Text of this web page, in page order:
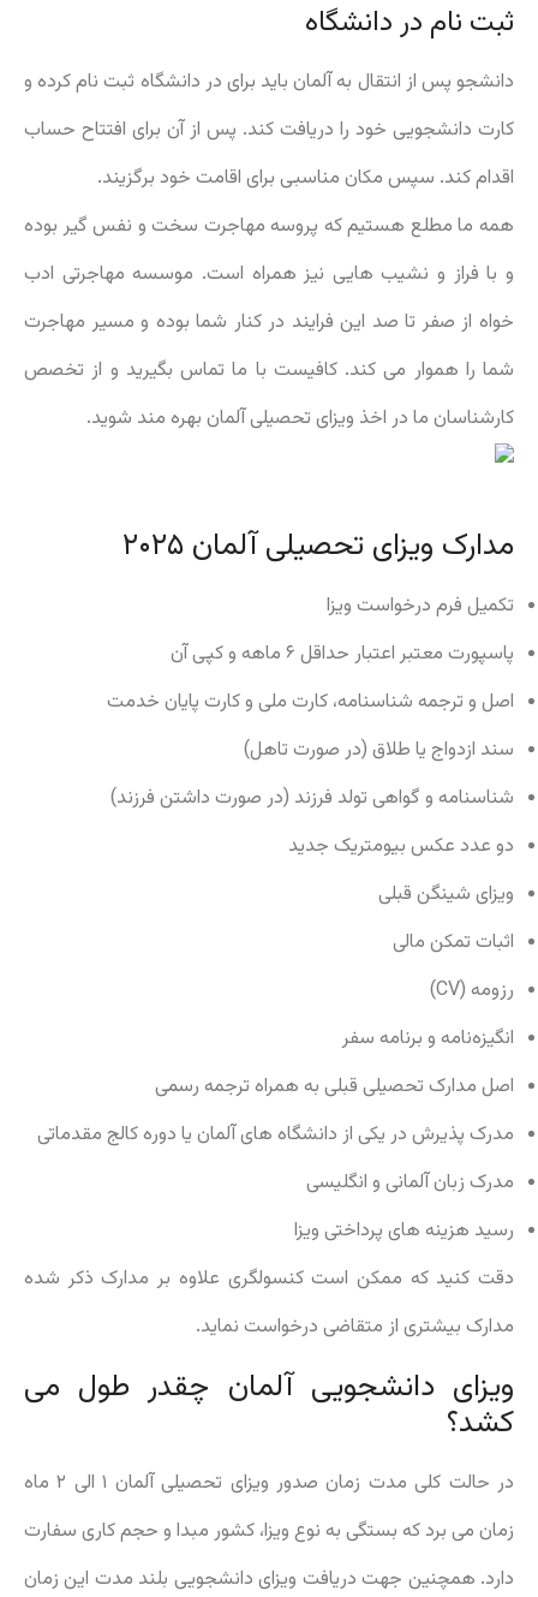
ثبت نام در دانشگاه
دانشجو پس از انتقال به آلمان باید برای در دانشگاه ثبت نام کرده و
کارت دانشجویی خود را دریافت کند. پس از آن برای افتتاح حساب
اقدام کند. سپس مکان مناسبی برای اقامت خود برگزیند.
همه ما مطلع هستیم که پروسه مهاجرت سخت و نفس گیر بوده
و با فراز و نشیب هایی نیز همراه است. موسسه مهاجرتی ادب
خواه از صفر تا صد این فرایند در کنار شما بوده و مسیر مهاجرت
شما را هموار می کند. کافیست با ما تماس بگیرید و از تخصص
کارشناسان ما در اخذ ویزای تحصیلی آلمان بهره مند شوید.
مدارک ویزای تحصیلی آلمان ۲۰۲۵
تکمیل فرم درخواست ویزا
پاسپورت معتبر اعتبار حداقل ۶ ماهه و کپی آن
اصل و ترجمه شناسنامه، کارت ملی و کارت پایان خدمت
سند ازدواج یا طلاق (در صورت تاهل)
شناسنامه و گواهی تولد فرزند (در صورت داشتن فرزند)
دو عدد عکس بیومتریک جدید
ویزای شینگن قبلی
اثبات تمکن مالی
رزومه (CV)
انگیزه‌نامه و برنامه سفر
اصل مدارک تحصیلی قبلی به همراه ترجمه رسمی
مدرک پذیرش در یکی از دانشگاه های آلمان یا دوره کالج مقدماتی
مدرک زبان آلمانی و انگلیسی
رسید هزینه های پرداختی ویزا
دقت کنید که ممکن است کنسولگری علاوه بر مدارک ذکر شده
مدارک بیشتری از متقاضی درخواست نماید.
ویزای دانشجویی آلمان چقدر طول می
کشد؟
در حالت کلی مدت زمان صدور ویزای تحصیلی آلمان ۱ الی ۲ ماه
زمان می برد که بستگی به نوع ویزا، کشور مبدا و حجم کاری سفارت
دارد. همچنین جهت دریافت ویزای دانشجویی بلند مدت این زمان